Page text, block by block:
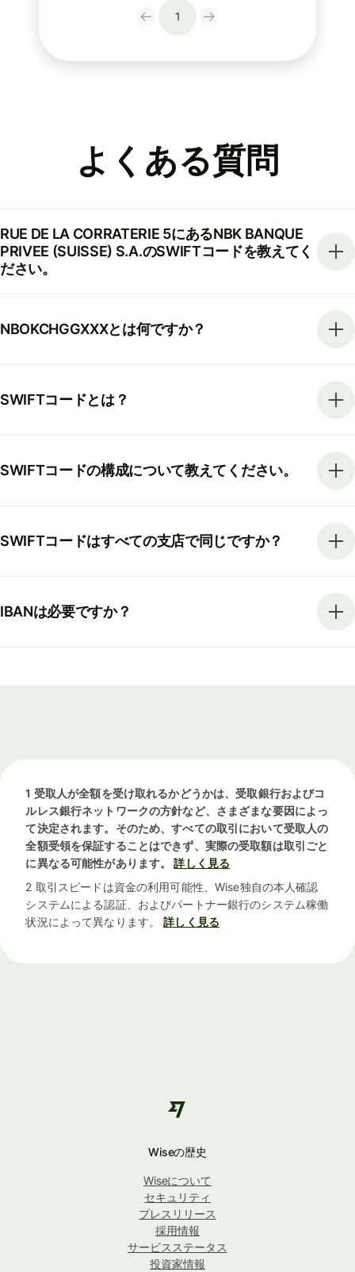
1
よくある質問
RUE DE LA CORRATERIE 5にあるNBK BANQUE
PRIVEE (SUISSE) S.A.のSWIFTコードを教えてく
ださい。
NBOKCHGGXXXとは何ですか？
SWIFTコードとは？
SWIFTコードの構成について教えてください。
SWIFTコードはすべての支店で同じですか？
IBANは必要ですか？
1 受取人が全額を受け取れるかどうかは、受取銀行およびコ
ルレス銀行ネットワークの方針など、さまざまな要因によっ
て決定されます。そのため、すべての取引において受取人の
全額受領を保証することはできず、実際の受取額は取引ごと
に異なる可能性があります。
詳しく見る
2 取引スピードは資金の利用可能性、Wise独自の本人確認
システムによる認証、およびパートナー銀行のシステム稼働
状況によって異なります。
詳しく見る
Wiseの歴史
Wiseについて
セキュリティ
プレスリリース
採用情報
サービスステータス
投資家情報